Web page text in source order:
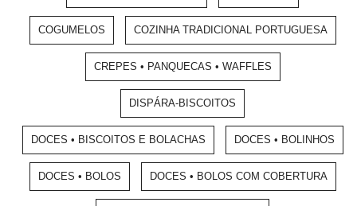
COGUMELOS COZINHA TRADICIONAL PORTUGUESA
CREPES • PANQUECAS • WAFFLES
DISPÁRA-BISCOITOS
DOCES • BISCOITOS E BOLACHAS DOCES • BOLINHOS
DOCES • BOLOS DOCES • BOLOS COM COBERTURA